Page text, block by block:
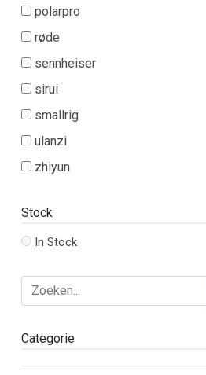
polarpro
røde
sennheiser
sirui
smallrig
ulanzi
zhiyun
Stock
In Stock
Categorie